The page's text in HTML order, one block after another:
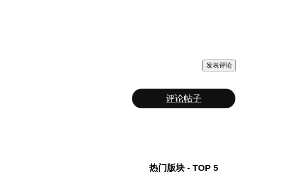
发表评论
评论帖子
热门版块 - TOP 5